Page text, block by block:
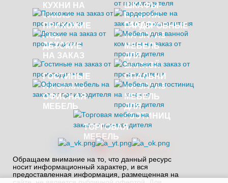
КУХНИ НА
ЗАКАЗ
ШКАФЫ-
КУПЕ НА
ЗАКАЗ
ПРИХОЖИЕ
ПОД
ЗАКАЗ
ГАРДЕРОБНЫЕ
НА ЗАКАЗ
ДЕТСКИЕ
НА ЗАКАЗ
МЕБЕЛЬ
ДЛЯ
ВАННОЙ
ГОСТИНЫЕ
НА ЗАКАЗ
СПАЛЬНИ
НА ЗАКАЗ
ОФИСНАЯ
МЕБЕЛЬ
МЕБЕЛЬ
ДЛЯ
ГОСТИНИЦ
ТОРГОВАЯ
МЕБЕЛЬ
Обращаем внимание на то, что данный ресурс
носит информационный характер, и вся
предоставленная информация, размещенная на